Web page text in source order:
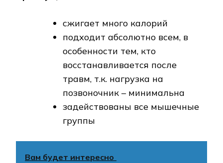
сжигает много калорий
подходит абсолютно всем, в
особенности тем, кто
восстанавливается после
травм, т.к. нагрузка на
позвоночник – минимальна
задействованы все мышечные
группы
Вам будет интересно